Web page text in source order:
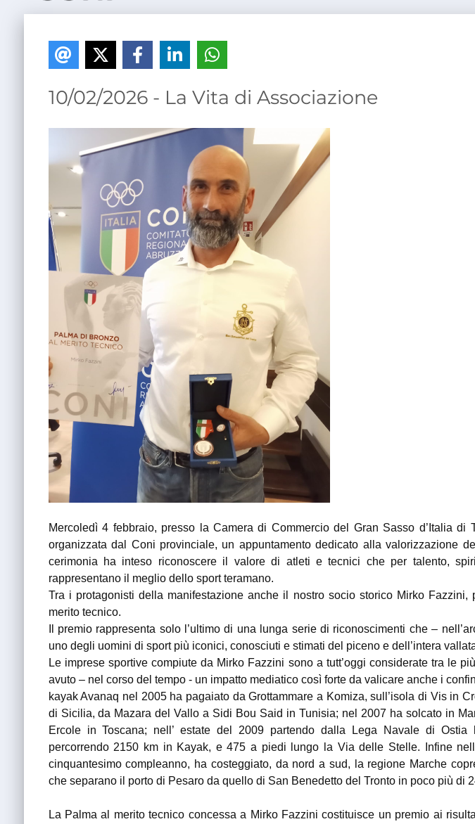
10/02/2026 - La Vita di Associazione
Mercoledì 4 febbraio, presso la Camera di Commercio del Gran Sasso d’Italia
organizzata dal Coni provinciale, un appuntamento dedicato alla valorizzazione
cerimonia ha inteso riconoscere il valore di atleti e tecnici che per talento,
rappresentano il meglio dello sport teramano.
Tra i protagonisti della manifestazione anche il nostro socio storico Mirko Fazzini,
merito tecnico.
Il premio rappresenta solo l’ultimo di una lunga serie di riconoscimenti che –
uno degli uomini di sport più iconici, conosciuti e stimati del piceno e dell’intera
Le imprese sportive compiute da Mirko Fazzini sono a tutt’oggi considerate tra le
avuto – nel corso del tempo - un impatto mediatico così forte da valicare anche i
kayak Avanaq nel 2005 ha pagaiato da Grottammare a Komiza, sull’isola di Vis in
di Sicilia, da Mazara del Vallo a Sidi Bou Said in Tunisia; nel 2007 ha solcato in
Ercole in Toscana; nell’ estate del 2009 partendo dalla Lega Navale di Ostia
percorrendo 2150 km in Kayak, e 475 a piedi lungo la Via delle Stelle. Infine
cinquantesimo compleanno, ha costeggiato, da nord a sud, la regione Marche
che separano il porto di Pesaro da quello di San Benedetto del Tronto in poco più di
La Palma al merito tecnico concessa a Mirko Fazzini costituisce un premio ai